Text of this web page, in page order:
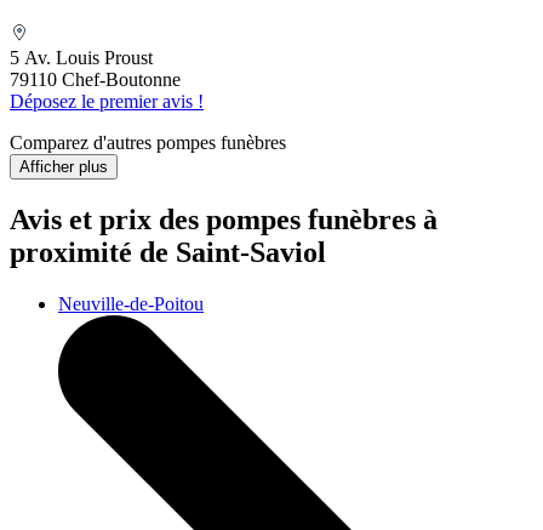
5 Av. Louis Proust
79110 Chef-Boutonne
Déposez le premier avis !
Comparez d'autres pompes funèbres
Afficher plus
Avis et prix des pompes funèbres à
proximité de Saint-Saviol
Neuville-de-Poitou